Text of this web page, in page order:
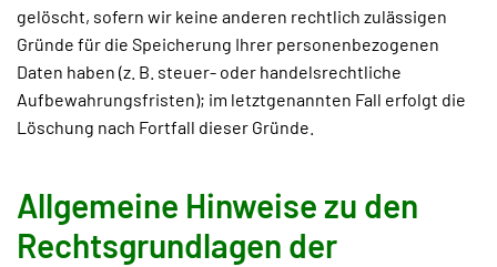
gelöscht, sofern wir keine anderen rechtlich zulässigen
Gründe für die Speicherung Ihrer personenbezogenen
Daten haben (z. B. steuer- oder handelsrechtliche
Aufbewahrungsfristen); im letztgenannten Fall erfolgt die
Löschung nach Fortfall dieser Gründe.
Allgemeine Hinweise zu den
Rechtsgrundlagen der